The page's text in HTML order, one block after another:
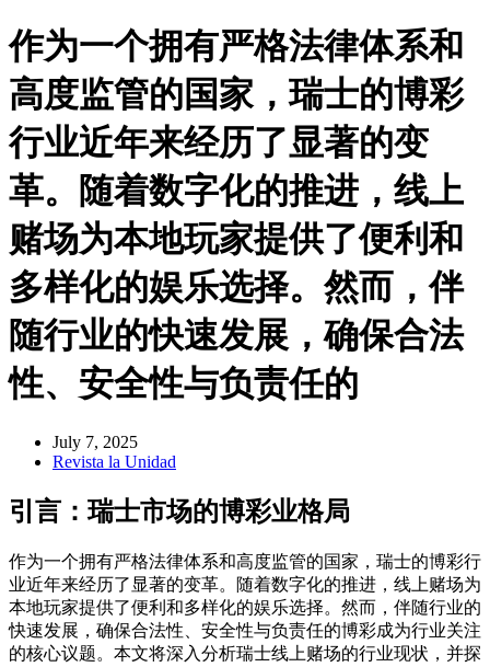
作为一个拥有严格法律体系和
高度监管的国家，瑞士的博彩
行业近年来经历了显著的变
革。随着数字化的推进，线上
赌场为本地玩家提供了便利和
多样化的娱乐选择。然而，伴
随行业的快速发展，确保合法
性、安全性与负责任的
July 7, 2025
Revista la Unidad
引言：瑞士市场的博彩业格局
作为一个拥有严格法律体系和高度监管的国家，瑞士的博彩行
业近年来经历了显著的变革。随着数字化的推进，线上赌场为
本地玩家提供了便利和多样化的娱乐选择。然而，伴随行业的
快速发展，确保合法性、安全性与负责任的博彩成为行业关注
的核心议题。本文将深入分析瑞士线上赌场的行业现状，并探